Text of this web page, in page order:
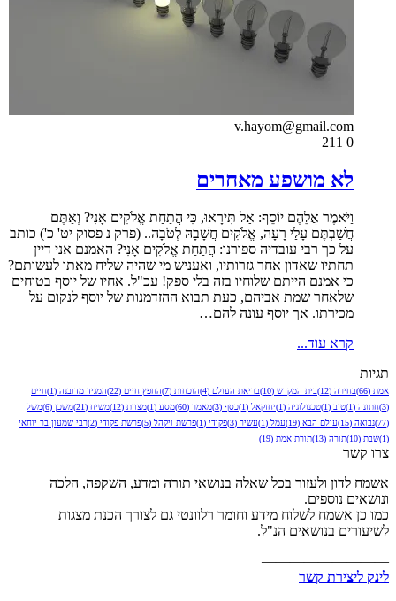
v.hayom@gmail.com
0
לא מושפע מאחרים
וַיֹּאמֶר אֲלֵהֶם יוֹסֵף: אַל תִּירָאוּ, כִּי הֲתַחַת אֱלֹקִים אָנִי? וְאַתֶּם
חֲשַׁבְתֶּם עָלַי רָעָה, אֱלֹקִים חֲשָׁבָהּ לְטֹבָה.. (פרק נ פסוק יט' כ') כותב
על כך רבי עובדיה ספורנו: הֲתַחַת אֱלֹקִים אָנִי? האמנם אני דיין
תחתיו שאדון אחר גזרותיו, ואעניש מי שהיה שליח מאתו לעשותם?
כי אמנם הייתם שלוחיו בזה בלי ספק! עכ"ל. אחיו של יוסף בטוחים
שלאחר שמת אביהם, כעת תבוא ההזדמנות של יוסף לנקום על
מכירתו. אך יוסף עונה להם…
קרא עוד...
תגיות
אמת (66) בחירה (12) בית המקדש (10) בריאת העולם (4) הוכחות (7) החפץ חיים (22) המגיד מדובנה (1)
חיים
(3)
חתונה (1) טוב (1) טכנולוגיה (1) יחזקאל (1) כסף (3) מאמר (60) מסע (1) מצוות (12) משיח (21) משכן (6)
משל
(77)
נבואה (15) עולם הבא (19) עמל (1) עשיר (3) פקודי (1) פרשת ויקהל (5) פרשת פקודי (2)
רבי שמעון בר יוחאי
(1)
שבת (10) תורה (13) תורת אמת (19)
צרו קשר
אשמח לדון ולעזור בכל שאלה בנושאי תורה ומדע, השקפה, הלכה
ונושאים נוספים.
כמו כן אשמח לשלוח מידע וחומר רלוונטי גם לצורך הכנת מצגות
לשיעורים בנושאים הנ"ל.
—————————
לינק ליצירת קשר